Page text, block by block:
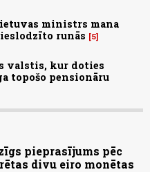
ministrs mana
runās
5
valstis, kur doties
topošo pensionāru
pieprasījums pēc
divu eiro monētas